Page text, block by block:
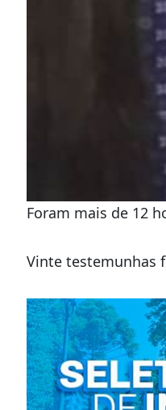
Foram mais de 12
Vinte testemunhas